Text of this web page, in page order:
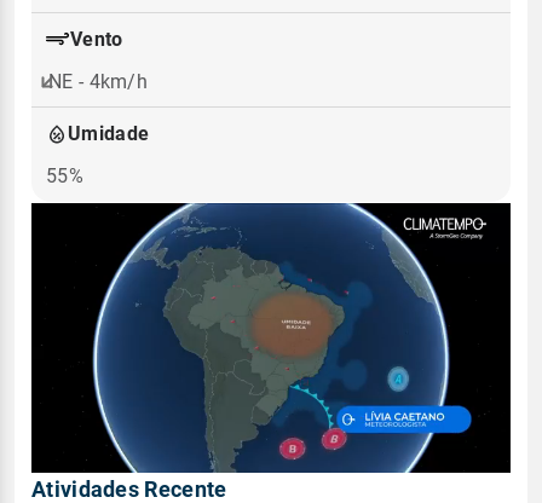
Vento
NE - 4km/h
Umidade
55%
Atividades Recente